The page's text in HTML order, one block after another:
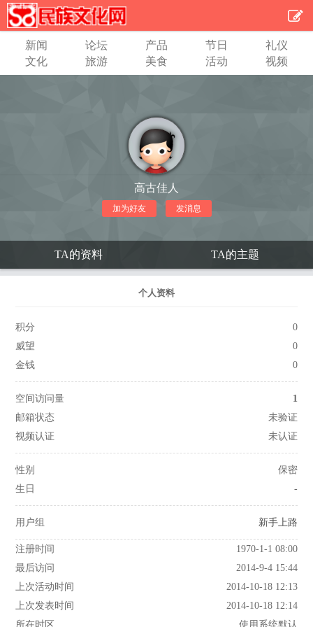
新闻 论坛 产品 节日
礼仪
文化
旅游 美食 活动 视频
高古佳人
加为好友 发消息
TA的资料 TA的主题
个人资料
积分
0
威望
0
金钱
0
空间访问量
1
邮箱状态
未验证
视频认证
未认证
性别
保密
生日
-
用户组 新手上路
注册时间
1970-1-1 08:00
最后访问
2014-9-4 15:44
上次活动时间
2014-10-18 12:13
上次发表时间
2014-10-18 12:14
所在时区
使用系统默认